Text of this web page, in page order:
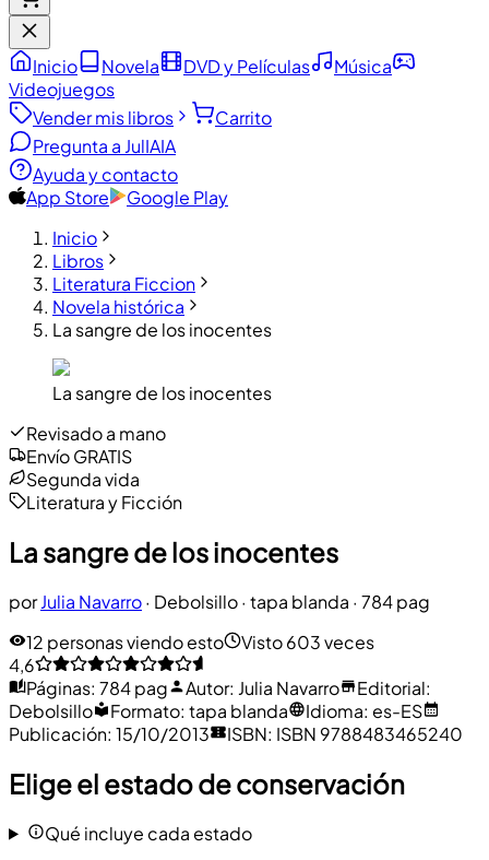
Inicio Novela DVD y Películas
Música
Videojuegos
Vender mis libros
Carrito
Pregunta a JulIAIA
Ayuda y contacto
App Store
Google Play
Inicio
Libros
Literatura Ficcion
Novela histórica
La sangre de los inocentes
La sangre de los inocentes
Revisado a mano
Envío GRATIS
Segunda vida
Literatura y Ficción
La sangre de los inocentes
porJulia Navarro· Debolsillo· tapa blanda · 784 pag
12 personas viendo esto
Visto 603 veces
4,6
Páginas: 784 pag Autor: Julia Navarro Editorial:
Debolsillo
Formato: tapa blanda Idioma: es-ES
Publicación: 15/10/2013 ISBN: ISBN 9788483465240
Elige el estado de conservación
Qué incluye cada estado